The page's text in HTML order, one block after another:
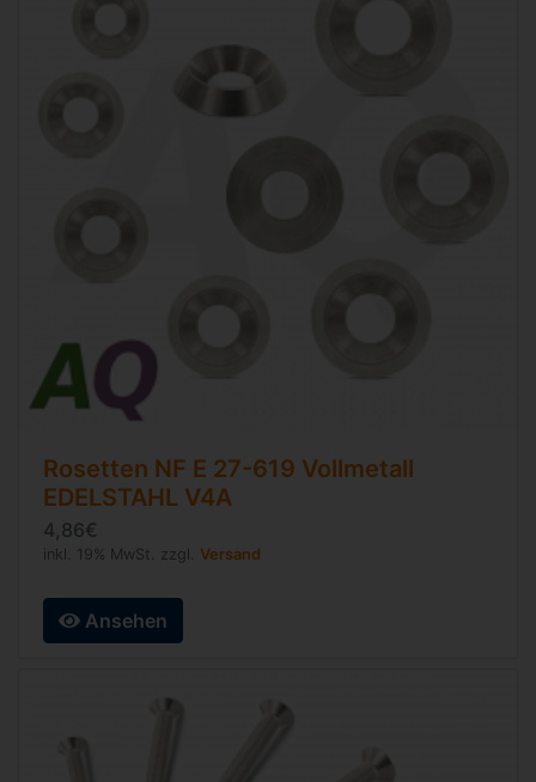
Rosetten NF E 27-619 Vollmetall
EDELSTAHL V4A
4,86€
inkl. 19% MwSt. zzgl. Versand
Ansehen